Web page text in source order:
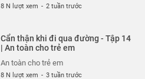
322 | An toàn cho trẻ em
An toàn cho trẻ em
26 N lượt xem
8 N lượt xem - 2 tuần trước
Cẩn thận khi đi qua đường - Tập 14
| An toàn cho trẻ em
An toàn cho trẻ em
8 N lượt xem - 3 tuần trước